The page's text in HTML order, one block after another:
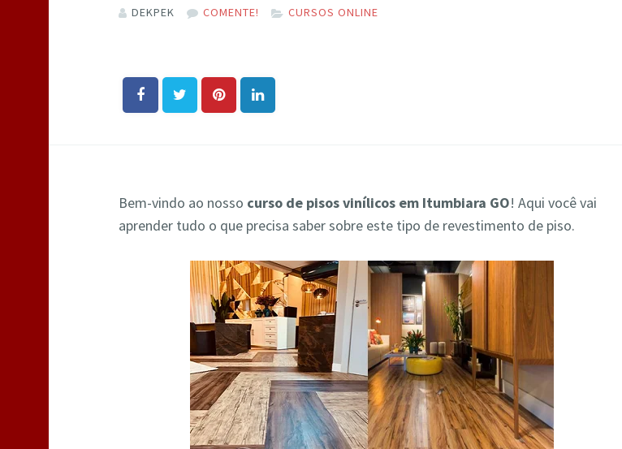
DEKPEK COMENTE! CURSOS ONLINE
Bem-vindo ao nosso curso de pisos vinílicos em Itumbiara GO! Aqui você vai
aprender tudo o que precisa saber sobre este tipo de revestimento de piso.